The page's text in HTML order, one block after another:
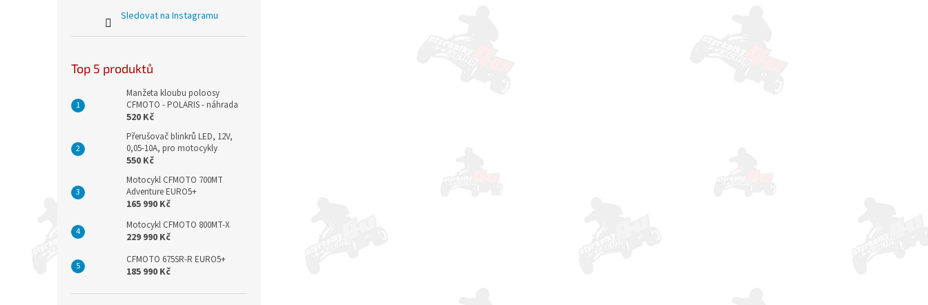
Sledovat na Instagramu
Top 5 produktů
Manžeta kloubu poloosy
CFMOTO - POLARIS - náhrada
520 Kč
Přerušovač blinkrů LED, 12V,
0,05-10A, pro motocykly
550 Kč
Motocykl CFMOTO 700MT
Adventure EURO5+
165 990 Kč
Motocykl CFMOTO 800MT-X
229 990 Kč
CFMOTO 675SR-R EURO5+
185 990 Kč